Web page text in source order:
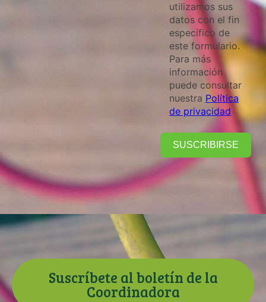
utilizamos sus
datos con el fin
específico de
este formulario.
Para más
información
puede consultar
nuestra Política
de privacidad
SUSCRIBIRSE
Suscríbete al boletín de la
Coordinadora